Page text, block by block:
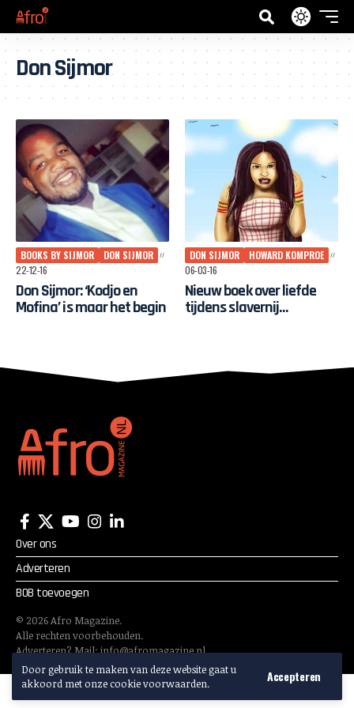
Door gebruik te maken van deze website gaat u
akkoord met onze cookie voorwaarden.
Accepteren
Don Sijmor
BOOKS BY SIJMOR
DON SIJMOR
22-12-16
Don Sijmor: ‘Kodjo en
Mofina’ is maar het begin
DON SIJMOR
HOWARD KOMPROE
06-03-16
Nieuw boek over liefde
tijdens slavernij
Over ons
Adverteren
BOB toevoegen
© 2026Afro Magazine.
Alle rechten voorbehouden.
Adverteren? Mail:info@afromagazine.nl